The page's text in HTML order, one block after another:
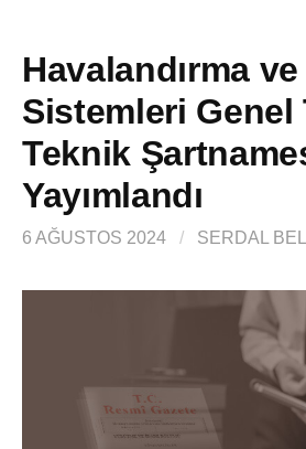
Havalandırma
Sistemleri Genel
Teknik
Yayımlandı
6 AĞUSTOS 2024 / SERDAL